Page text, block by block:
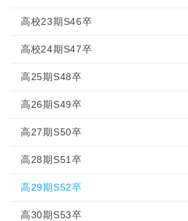
高校23期S46卒
高校24期S47卒
高25期S48卒
高26期S49卒
高27期S50卒
高28期S51卒
高29期S52卒
高30期S53卒